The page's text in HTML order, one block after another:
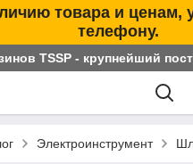
товара и ценам,
телефону.
TSSP - крупнейший
Электроинструмент